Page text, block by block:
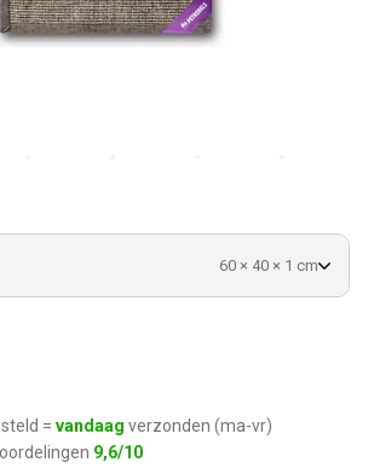
60 × 40 × 1 cm
= vandaag verzonden (ma-vr)
9,6/10